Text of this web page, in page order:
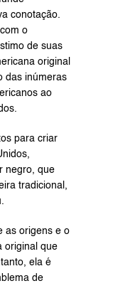
conotação.
o
de suas
original
das inúmeras
ao
para criar
negro, que
tradicional,
as origens e o
original que
ela é
de